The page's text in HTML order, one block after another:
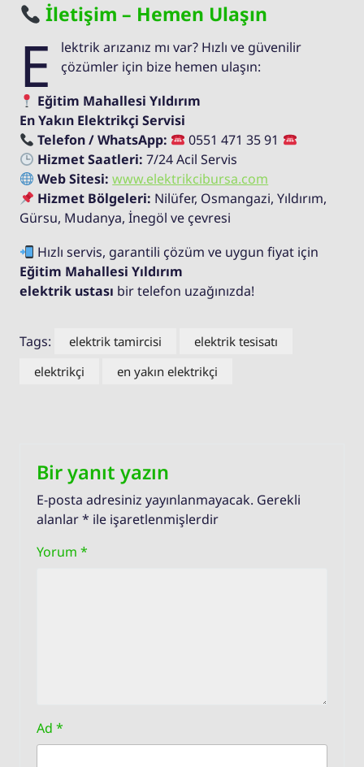
İletişim – Hemen Ulaşın
E
lektrik arızanız mı var? Hızlı ve güvenilir
çözümler için bize hemen ulaşın:
Eğitim Mahallesi Yıldırım
En Yakın Elektrikçi Servisi
Telefon / WhatsApp:
0551 471 35 91
Hizmet Saatleri: 7/24 Acil Servis
Web Sitesi: www.elektrikcibursa.com
Hizmet Bölgeleri: Nilüfer, Osmangazi, Yıldırım,
Gürsu, Mudanya, İnegöl ve çevresi
Hızlı servis, garantili çözüm ve uygun fiyat için
Eğitim Mahallesi Yıldırım
elektrik ustası bir telefon uzağınızda!
Tags: elektrik tamircisi
elektrik tesisatı
elektrikçi
en yakın elektrikçi
Bir yanıt yazın
E-posta adresiniz yayınlanmayacak. Gerekli
alanlar* ile işaretlenmişlerdir
Yorum *
Ad *